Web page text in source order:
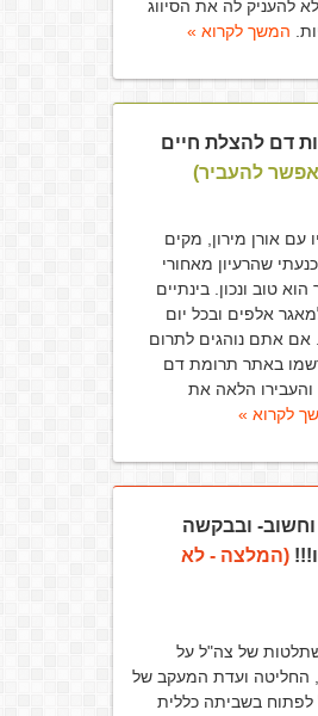
להעניק לה את הסיווג
המשך לקרוא »
דם להצלת חיים
להעביר)
עם אורן מירון, מקים
שהרעיון מאחורי
טוב ונכון. בינתיים
אלפים ובכל יום
אם אתם נוהגים לתרום
באתר תרומת דם
הלאה את
לקרוא »
ובבקשה
(המלצה - לא
של צה"ל על
החליטה ועדת המעקב של
לפתוח בשביתה כללית